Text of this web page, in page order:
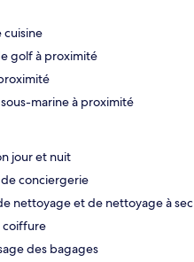
cuisine
golf à proximité
marine à proximité
jour et nuit
conciergerie
nettoyage et de nettoyage à sec
coiffure
des bagages